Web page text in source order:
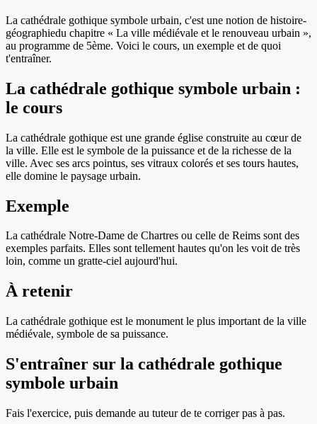
La cathédrale gothique symbole urbain, c'est une notion de histoire-
géographiedu chapitre « La ville médiévale et le renouveau urbain »,
au programme de 5ème. Voici le cours, un exemple et de quoi
t'entraîner.
La cathédrale gothique symbole urbain :
le cours
La cathédrale gothique est une grande église construite au cœur de
la ville. Elle est le symbole de la puissance et de la richesse de la
ville. Avec ses arcs pointus, ses vitraux colorés et ses tours hautes,
elle domine le paysage urbain.
Exemple
La cathédrale Notre-Dame de Chartres ou celle de Reims sont des
exemples parfaits. Elles sont tellement hautes qu'on les voit de très
loin, comme un gratte-ciel aujourd'hui.
À retenir
La cathédrale gothique est le monument le plus important de la ville
médiévale, symbole de sa puissance.
S'entraîner sur la cathédrale gothique
symbole urbain
Fais l'exercice, puis demande au tuteur de te corriger pas à pas.